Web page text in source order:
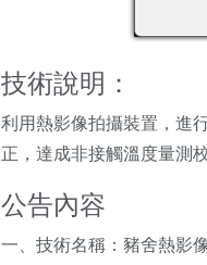
技術說明：
利用熱影像拍攝裝置，進
正，達成非接觸溫度量測
公告內容
一、技術名稱：豬舍熱影